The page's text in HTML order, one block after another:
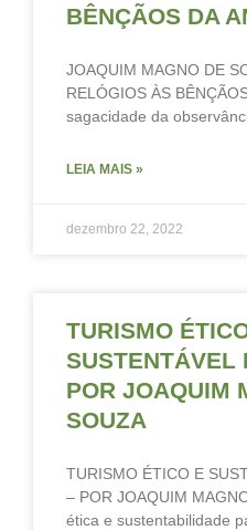
BÊNÇÃOS DA
JOAQUIM MAGNO DE
RELÓGIOS ÀS
sagacidade da
LEIA MAIS »
dezembro 22, 2022
TURISMO
SUSTENTÁVEL
POR JOAQUIM
SOUZA
TURISMO ÉTICO E
– POR JOAQUIM
ética e sustentabilidade